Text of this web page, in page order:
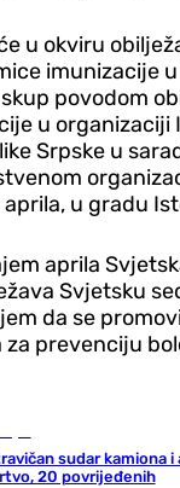
u okviru
imunizacije
povodom
u
Srpske u
u gradu
aprila
Svjetsku
da se
za prevenciju
sudar kamiona
20 povrijeđenih